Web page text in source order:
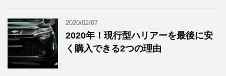
2020/02/07
2020年！現行型ハリアーを最後に安
く購入できる2つの理由